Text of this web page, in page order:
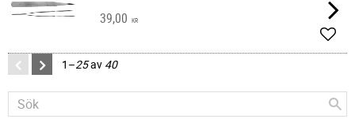
39,00 KR
1–25av 40